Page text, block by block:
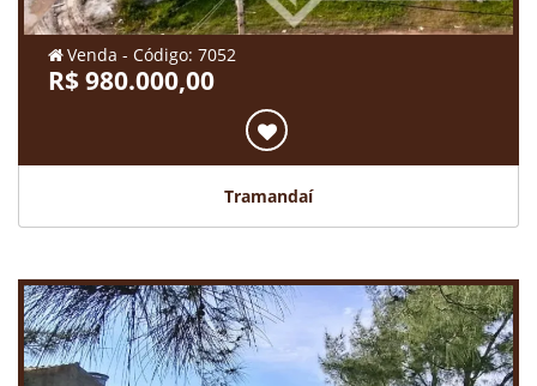
Venda - Código: 7052
R$ 980.000,00
Tramandaí